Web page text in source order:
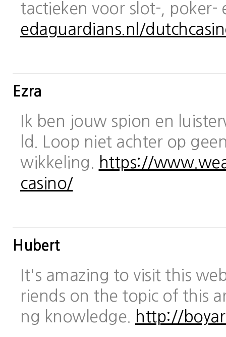
tactieken voor slot-,
edaguardians.nl/
Ezra
Ik ben jouw spion en
ld. Loop niet achter op
wikkeling.
https://
casino/
Hubert
It's amazing to visit this
riends on the topic of this
ng knowledge.
http://